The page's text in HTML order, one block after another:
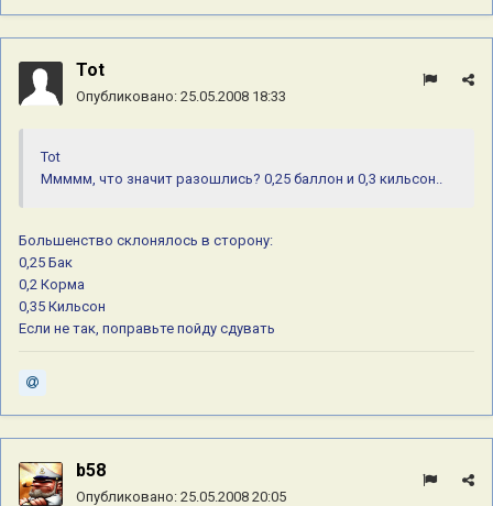
Tot
Опубликовано: 25.05.2008 18:33
Tot
Ммммм, что значит разошлись? 0,25 баллон и 0,3 кильсон..
Большенство склонялось в сторону:
0,25 Бак
0,2 Корма
0,35 Кильсон
Если не так, поправьте пойду сдувать
b58
Опубликовано: 25.05.2008 20:05